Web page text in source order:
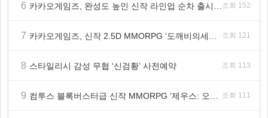
6 조회 152
7 조회 121
8 스타일리시 감성 무협 ‘신검황’ 사전예약 조회 113
9 조회 111